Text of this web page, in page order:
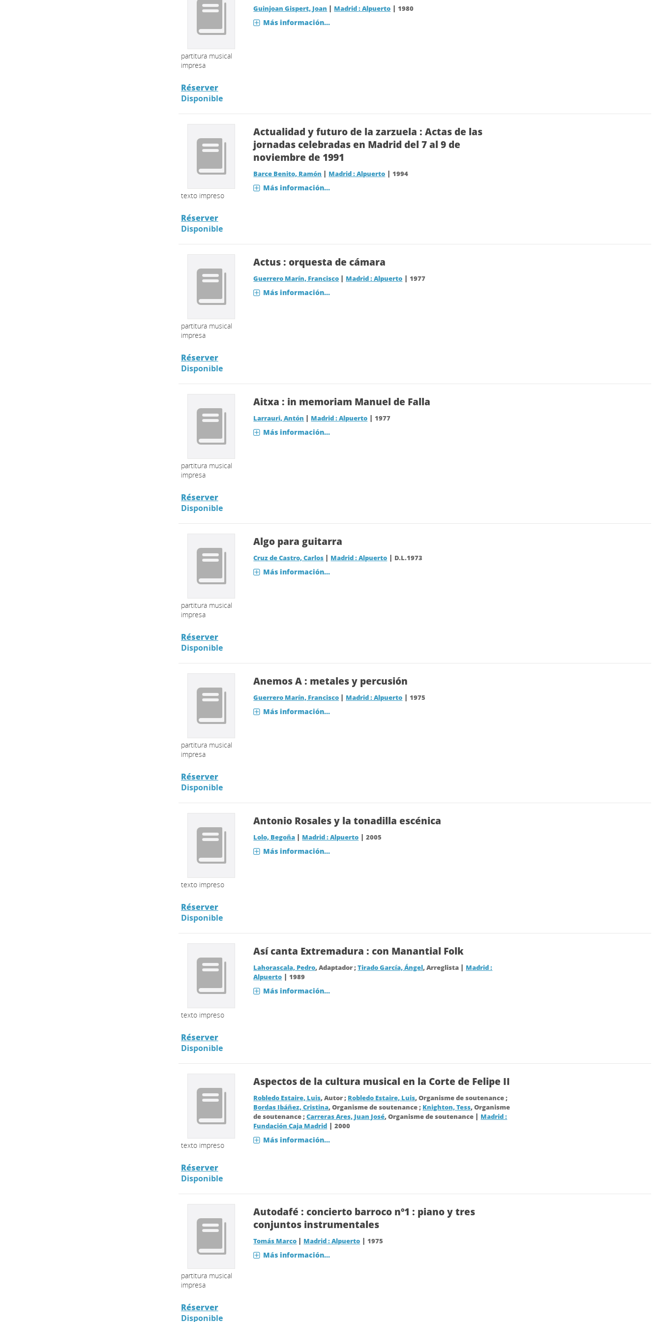
partitura musical
impresa
Guinjoan Gispert, Joan | Madrid : Alpuerto |1980
Más información...
Réserver
Disponible
texto impreso
Actualidad y futuro de la zarzuela : Actas de las
jornadas celebradas en Madrid del 7 al 9 de
noviembre de 1991
Barce Benito, Ramón | Madrid : Alpuerto |1994
Más información...
Réserver
Disponible
partitura musical
impresa
Actus : orquesta de cámara
Guerrero Marín, Francisco | Madrid : Alpuerto |1977
Más información...
Réserver
Disponible
partitura musical
impresa
Aitxa : in memoriam Manuel de Falla
Larrauri, Antón | Madrid : Alpuerto |1977
Más información...
Réserver
Disponible
partitura musical
impresa
Algo para guitarra
Cruz de Castro, Carlos | Madrid : Alpuerto | D.L.1973
Más información...
Réserver
Disponible
partitura musical
impresa
Anemos A : metales y percusión
Guerrero Marín, Francisco | Madrid : Alpuerto |1975
Más información...
Réserver
Disponible
texto impreso
Antonio Rosales y la tonadilla escénica
Lolo, Begoña | Madrid : Alpuerto |2005
Más información...
Réserver
Disponible
texto impreso
Así canta Extremadura : con Manantial Folk
Lahorascala, Pedro, Adaptador ;Tirado García, Ángel, Arreglista | Madrid :
Alpuerto |1989
Más información...
Réserver
Disponible
texto impreso
Aspectos de la cultura musical en la Corte de Felipe II
Robledo Estaire, Luis, Autor ; Robledo Estaire, Luis, Organisme de soutenance ;
Bordas Ibáñez, Cristina, Organisme de soutenance ; Knighton, Tess, Organisme
de soutenance ;Carreras Ares, Juan José, Organisme de soutenance | Madrid :
Fundación Caja Madrid |2000
Más información...
Réserver
Disponible
partitura musical
impresa
Autodafé : concierto barroco nº1 : piano y tres
conjuntos instrumentales
Tomás Marco | Madrid : Alpuerto |1975
Más información...
Réserver
Disponible